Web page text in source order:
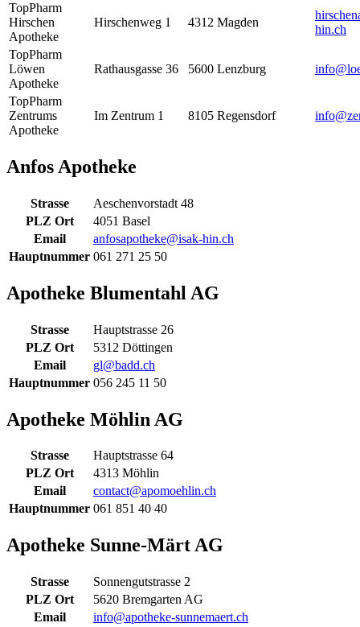
TopPharm
Hirschen
Apotheke
Hirschenweg 1 4312 Magden
hin.ch
TopPharm
Löwen
Apotheke
Rathausgasse 36 5600 Lenzburg
TopPharm
Zentrums
Apotheke
Im Zentrum 1 8105 Regensdorf
Anfos Apotheke
Strasse
Aeschenvorstadt 48
PLZ Ort
4051 Basel
Email
anfosapotheke@isak-hin.ch
Hauptnummer 061 271 25 50
Apotheke Blumentahl AG
Strasse
Hauptstrasse 26
PLZ Ort
5312 Döttingen
Email
gl@badd.ch
Hauptnummer 056 245 11 50
Apotheke Möhlin AG
Strasse
Hauptstrasse 64
PLZ Ort
4313 Möhlin
Email
contact@apomoehlin.ch
Hauptnummer 061 851 40 40
Apotheke Sunne-Märt AG
Strasse
Sonnengutstrasse 2
PLZ Ort
5620 Bremgarten AG
Email
info@apotheke-sunnemaert.ch